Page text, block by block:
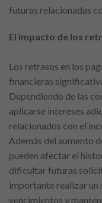
futuras relacionadas
El impacto de los
Los retrasos en los
financieras
Dependiendo de las
aplicarse intereses
relacionados con el
Además del aumento
pueden afectar el
dificultar futuras
importante realizar un
vencimientos y